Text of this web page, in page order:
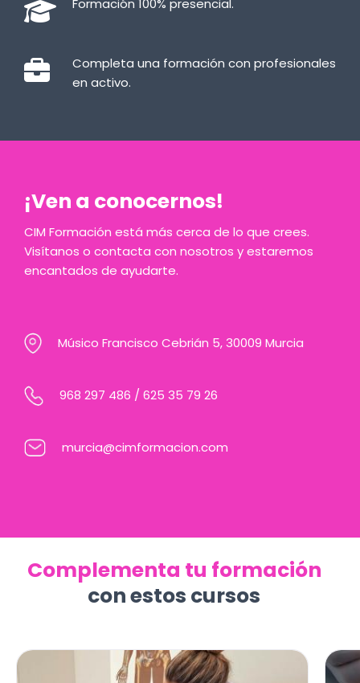
Formación 100% presencial.
Completa una formación con profesionales
en activo.
¡Ven a conocernos!
CIM Formación está más cerca de lo que crees.
Visítanos o contacta con nosotros y estaremos
encantados de ayudarte.
Músico Francisco Cebrián 5, 30009 Murcia
968 297 486 / 625 35 79 26
murcia@cimformacion.com
Complementa tu formación
con estos cursos